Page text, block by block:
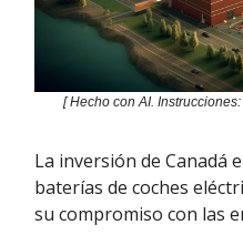
[ Hecho con AI.
La inversión de Canadá
baterías de coches
su compromiso con las